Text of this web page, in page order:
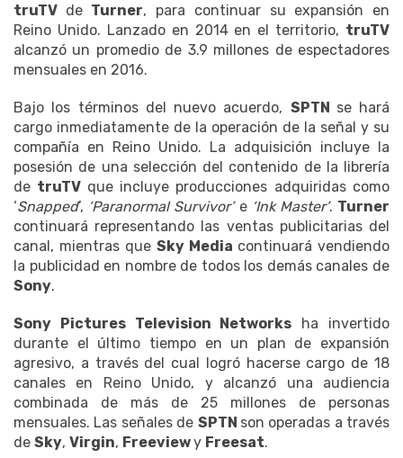
truTV de Turner, para continuar su expansión en
Reino Unido. Lanzado en 2014 en el territorio, truTV
alcanzó un promedio de 3.9 millones de espectadores
mensuales en 2016.
Bajo los términos del nuevo acuerdo, SPTN se hará
cargo inmediatamente de la operación de la señal y su
compañía en Reino Unido. La adquisición incluye la
posesión de una selección del contenido de la librería
de truTV que incluye producciones adquiridas como
‘Snapped’, ‘Paranormal Survivor’e ‘Ink Master’. Turner
continuará representando las ventas publicitarias del
canal, mientras que Sky Media continuará vendiendo
la publicidad en nombre de todos los demás canales de
Sony.
Sony Pictures Television Networks ha invertido
durante el último tiempo en un plan de expansión
agresivo, a través del cual logró hacerse cargo de 18
canales en Reino Unido, y alcanzó una audiencia
combinada de más de 25 millones de personas
mensuales. Las señales de SPTN son operadas a través
de Sky, Virgin, Freeviewy Freesat.